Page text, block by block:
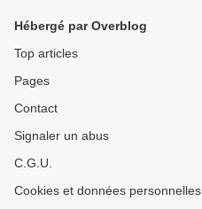
Hébergé par Overblog
Top articles
Pages
Contact
Signaler un abus
C.G.U.
Cookies et données personnelles